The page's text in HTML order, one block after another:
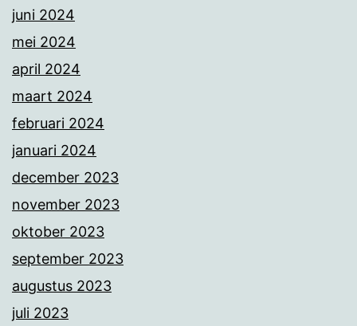
juni 2024
mei 2024
april 2024
maart 2024
februari 2024
januari 2024
december 2023
november 2023
oktober 2023
september 2023
augustus 2023
juli 2023